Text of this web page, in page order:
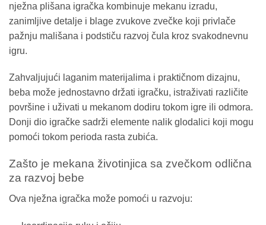
nježna plišana igračka kombinuje mekanu izradu,
zanimljive detalje i blage zvukove zvečke koji privlače
pažnju mališana i podstiču razvoj čula kroz svakodnevnu
igru.
Zahvaljujući laganim materijalima i praktičnom dizajnu,
beba može jednostavno držati igračku, istraživati različite
površine i uživati u mekanom dodiru tokom igre ili odmora.
Donji dio igračke sadrži elemente nalik glodalici koji mogu
pomoći tokom perioda rasta zubića.
Zašto je mekana životinjica sa zvečkom odlična
za razvoj bebe
Ova nježna igračka može pomoći u razvoju: